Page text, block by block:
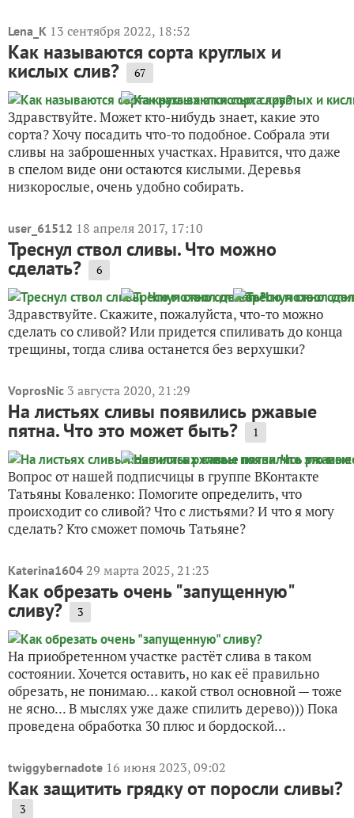
Lena_K 13 сентября 2022, 18:52
Как называются сорта круглых и
кислых слив? 67
Здравствуйте. Может кто-нибудь знает, какие это
сорта? Хочу посадить что-то подобное. Собрала эти
сливы на заброшенных участках. Нравится, что даже
в спелом виде они остаются кислыми. Деревья
низкорослые, очень удобно собирать.
user_61512 18 апреля 2017, 17:10
Треснул ствол сливы. Что можно
сделать? 6
Здравствуйте. Скажите, пожалуйста, что-то можно
сделать со сливой? Или придется спиливать до конца
трещины, тогда слива останется без верхушки?
VoprosNic 3 августа 2020, 21:29
На листьях сливы появились ржавые
пятна. Что это может быть? 1
Вопрос от нашей подписчицы в группе ВКонтакте
Татьяны Коваленко: Помогите определить, что
происходит со сливой? Что с листьями? И что я могу
сделать? Кто сможет помочь Татьяне?
Katerina1604 29 марта 2025, 21:23
Как обрезать очень "запущенную"
сливу? 3
На приобретенном участке растёт слива в таком
состоянии. Хочется оставить, но как её правильно
обрезать, не понимаю… какой ствол основной — тоже
не ясно... В мыслях уже даже спилить дерево))) Пока
проведена обработка 30 плюс и бордоской...
twiggybernadote 16 июня 2023, 09:02
Как защитить грядку от поросли сливы?
3